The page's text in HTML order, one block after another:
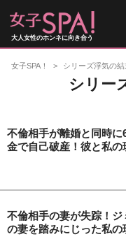
大人女性のホンネに向き合う
女子SPA！ シリーズ浮気の結
シリー
不倫相手が離婚と同時に
金で自己破産！彼と私
不倫相手の妻が失踪！ジ
の妻を踏みにじった私